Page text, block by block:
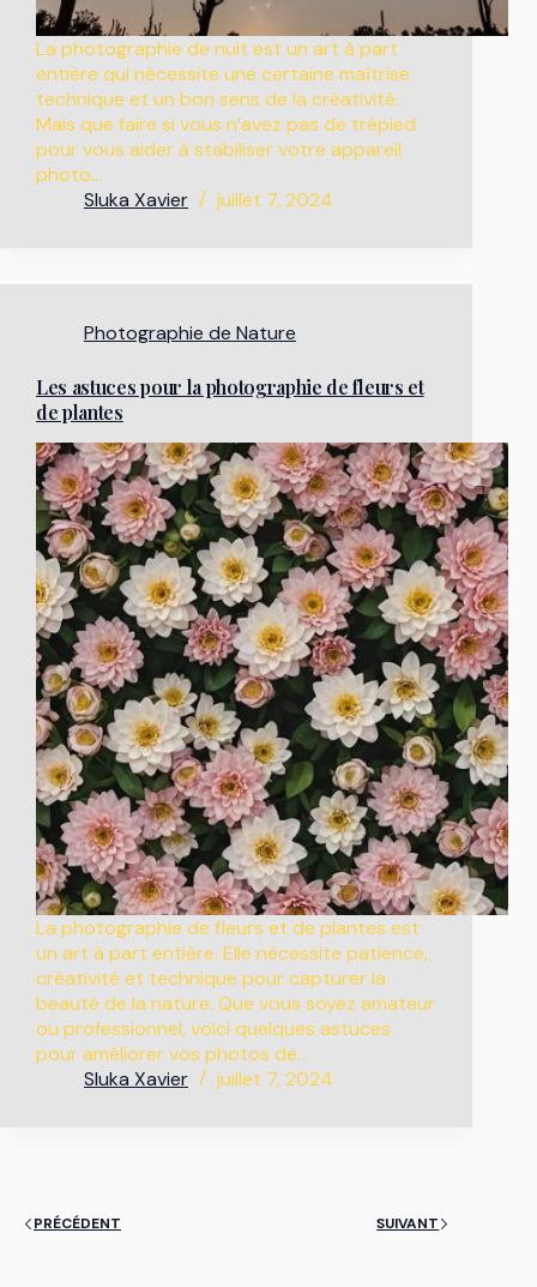
La photographie de nuit est un art à part
entière qui nécessite une certaine maîtrise
technique et un bon sens de la créativité.
Mais que faire si vous n’avez pas de trépied
pour vous aider à stabiliser votre appareil
photo…
Sluka Xavier
juillet 7, 2024
Photographie de Nature
Les astuces pour la photographie de fleurs et
de plantes
La photographie de fleurs et de plantes est
un art à part entière. Elle nécessite patience,
créativité et technique pour capturer la
beauté de la nature. Que vous soyez amateur
ou professionnel, voici quelques astuces
pour améliorer vos photos de…
Sluka Xavier
juillet 7, 2024
PRÉCÉDENT SUIVANT